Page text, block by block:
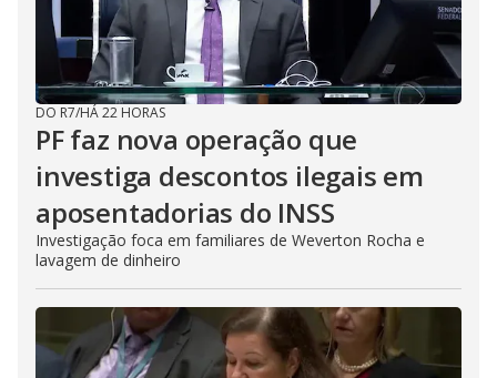
DO R7/HÁ 22 HORAS
PF faz nova operação que
investiga descontos ilegais em
aposentadorias do INSS
Investigação foca em familiares de Weverton Rocha e
lavagem de dinheiro